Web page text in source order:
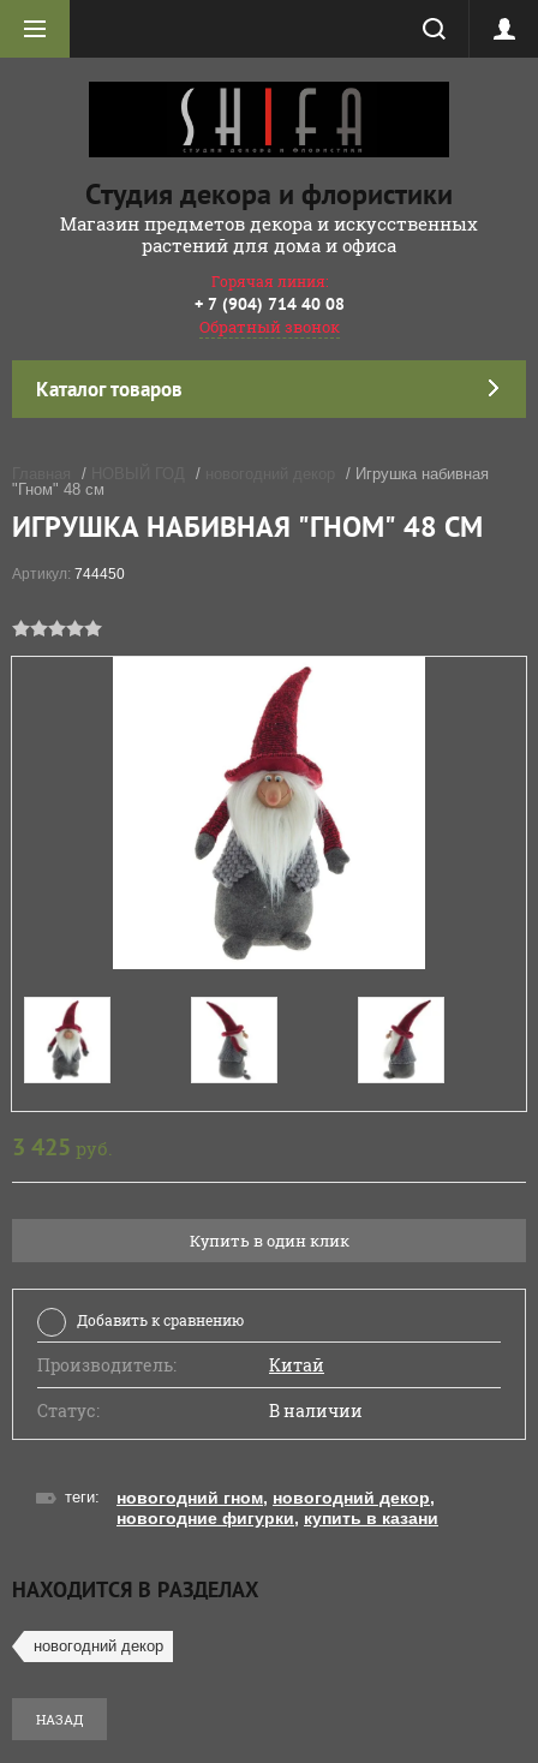
Студия декора и флористики
Магазин предметов декора и искусственных
растений для дома и офиса
Горячая линия:
+ 7 (904) 714 40 08
Обратный звонок
Каталог товаров
/ /
/ Игрушка набивная
"Гном" 48 см
ИГРУШКА НАБИВНАЯ "ГНОМ" 48 СМ
Артикул: 744450
3 425 руб.
Купить в один клик
Добавить к сравнению
Производитель:
Китай
Статус:
В наличии
теги: новогодний гном, новогодний декор,
новогодние фигурки, купить в казани
НАХОДИТСЯ В РАЗДЕЛАХ
новогодний декор
НАЗАД